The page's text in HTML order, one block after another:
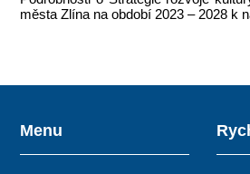
města Zlína na období 2023 – 2028 k
Menu